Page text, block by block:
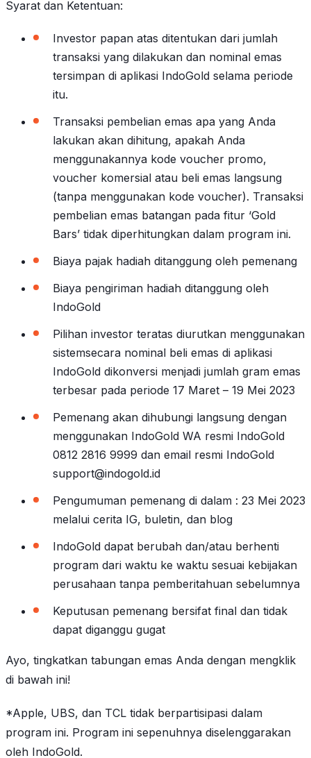
Syarat dan Ketentuan:
Investor papan atas ditentukan dari jumlah
transaksi yang dilakukan dan nominal emas
tersimpan di aplikasi IndoGold selama periode
itu.
Transaksi pembelian emas apa yang Anda
lakukan akan dihitung, apakah Anda
menggunakannya kode voucher promo,
voucher komersial atau beli emas langsung
(tanpa menggunakan kode voucher). Transaksi
pembelian emas batangan pada fitur ‘Gold
Bars’ tidak diperhitungkan dalam program ini.
Biaya pajak hadiah ditanggung oleh pemenang
Biaya pengiriman hadiah ditanggung oleh
IndoGold
Pilihan investor teratas diurutkan menggunakan
sistemsecara nominal beli emas di aplikasi
IndoGold dikonversi menjadi jumlah gram emas
terbesar pada periode 17 Maret – 19 Mei 2023
Pemenang akan dihubungi langsung dengan
menggunakan IndoGold WA resmi IndoGold
0812 2816 9999 dan email resmi IndoGold
support@indogold.id
Pengumuman pemenang di dalam : 23 Mei 2023
melalui cerita IG, buletin, dan blog
IndoGold dapat berubah dan/atau berhenti
program dari waktu ke waktu sesuai kebijakan
perusahaan tanpa pemberitahuan sebelumnya
Keputusan pemenang bersifat final dan tidak
dapat diganggu gugat
Ayo, tingkatkan tabungan emas Anda dengan mengklik
di bawah ini!
*Apple, UBS, dan TCL tidak berpartisipasi dalam
program ini. Program ini sepenuhnya diselenggarakan
oleh IndoGold.